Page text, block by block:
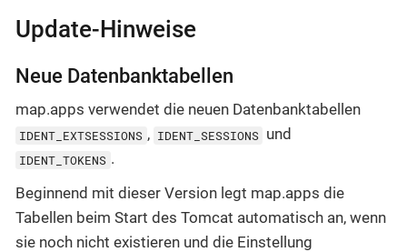
Update-Hinweise
Neue Datenbanktabellen
map.apps verwendet die neuen Datenbanktabellen
IDENT_EXTSESSIONS , IDENT_SESSIONS und
IDENT_TOKENS .
Beginnend mit dieser Version legt map.apps die
Tabellen beim Start des Tomcat automatisch an, wenn
sie noch nicht existieren und die Einstellung